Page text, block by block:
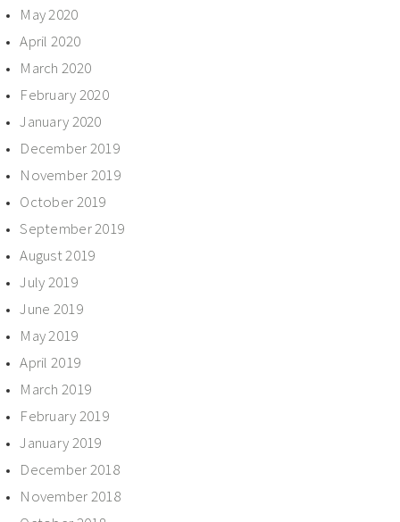
May 2020
April 2020
March 2020
February 2020
January 2020
December 2019
November 2019
October 2019
September 2019
August 2019
July 2019
June 2019
May 2019
April 2019
March 2019
February 2019
January 2019
December 2018
November 2018